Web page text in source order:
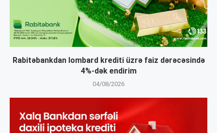
Rabitəbankdan lombard krediti üzrə faiz dərəcəsində
4%-dək endirim
04/08/2026